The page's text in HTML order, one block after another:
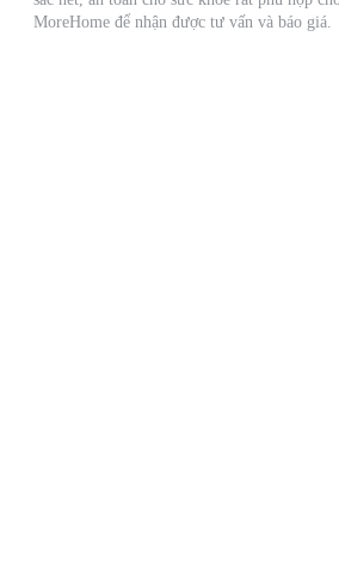
MoreHome để nhận được tư vấn và báo giá.